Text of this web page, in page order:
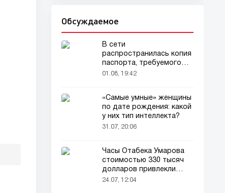
Обсуждаемое
В сети
распространилась копия
паспорта, требуемого
для домашних животных
01.08, 19:42
«Самые умные» женщины
по дате рождения: какой
у них тип интеллекта?
31.07, 20:06
Часы Отабека Умарова
стоимостью 330 тысяч
долларов привлекли
всеобщее внимание в
24.07, 12:04